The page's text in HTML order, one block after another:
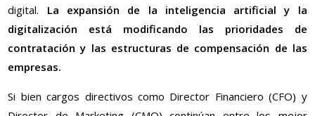
digital. La expansión de la inteligencia artificial y la
digitalización está modificando las prioridades de
contratación y las estructuras de compensación de las
empresas.
Si bien cargos directivos como Director Financiero (CFO) y